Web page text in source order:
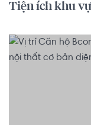
Tiện ích khu